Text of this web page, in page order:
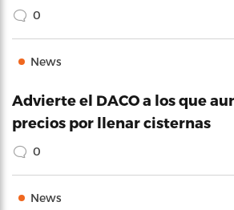
0
News
Advierte el DACO a los que
precios por llenar cisternas
0
News